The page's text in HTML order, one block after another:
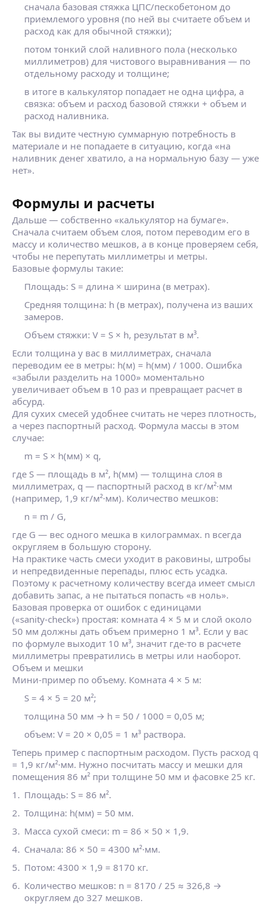
сначала базовая стяжка ЦПС/пескобетоном до
приемлемого уровня (по ней вы считаете объем и
расход как для обычной стяжки);
потом тонкий слой наливного пола (несколько
миллиметров) для чистового выравнивания — по
отдельному расходу и толщине;
в итоге в калькулятор попадает не одна цифра, а
связка: объем и расход базовой стяжки + объем и
расход наливника.
Так вы видите честную суммарную потребность в
материале и не попадаете в ситуацию, когда «на
наливник денег хватило, а на нормальную базу — уже
нет».
Формулы и расчеты
Дальше — собственно «калькулятор на бумаге».
Сначала считаем объем слоя, потом переводим его в
массу и количество мешков, а в конце проверяем себя,
чтобы не перепутать миллиметры и метры.
Базовые формулы такие:
Площадь: S = длина × ширина (в метрах).
Средняя толщина: h (в метрах), получена из ваших
замеров.
Объем стяжки: V = S × h, результат в м³.
Если толщина у вас в миллиметрах, сначала
переводим ее в метры: h(м) = h(мм) / 1000. Ошибка
«забыли разделить на 1000» моментально
увеличивает объем в 10 раз и превращает расчет в
абсурд.
Для сухих смесей удобнее считать не через плотность,
а через паспортный расход. Формула массы в этом
случае:
m = S × h(мм) × q,
где S — площадь в м², h(мм) — толщина слоя в
миллиметрах, q — паспортный расход в кг/м²·мм
(например, 1,9 кг/м²·мм). Количество мешков:
n = m / G,
где G — вес одного мешка в килограммах. n всегда
округляем в большую сторону.
На практике часть смеси уходит в раковины, штробы
и непредвиденные перепады, плюс есть усадка.
Поэтому к расчетному количеству всегда имеет смысл
добавить запас, а не пытаться попасть «в ноль».
Базовая проверка от ошибок с единицами
(«sanity‑check») простая: комната 4 × 5 м и слой около
50 мм должны дать объем примерно 1 м³. Если у вас
по формуле выходит 10 м³, значит где‑то в расчете
миллиметры превратились в метры или наоборот.
Объем и мешки
Мини‑пример по объему. Комната 4 × 5 м:
S = 4 × 5 = 20 м²;
толщина 50 мм → h = 50 / 1000 = 0,05 м;
объем: V = 20 × 0,05 = 1 м³ раствора.
Теперь пример с паспортным расходом. Пусть расход q
= 1,9 кг/м²·мм. Нужно посчитать массу и мешки для
помещения 86 м² при толщине 50 мм и фасовке 25 кг.
Площадь: S = 86 м².
Толщина: h(мм) = 50 мм.
Масса сухой смеси: m = 86 × 50 × 1,9.
Сначала: 86 × 50 = 4300 м²·мм.
Потом: 4300 × 1,9 = 8170 кг.
Количество мешков: n = 8170 / 25 ≈ 326,8 →
округляем до 327 мешков.